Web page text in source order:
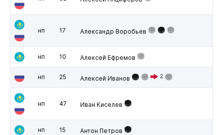
нп 17 Александр Воробьев
нп 10 Алексей Ефремов
нп 25 Алексей Иванов 2
нп 47 Иван Киселев
нп 15 Антон Петров